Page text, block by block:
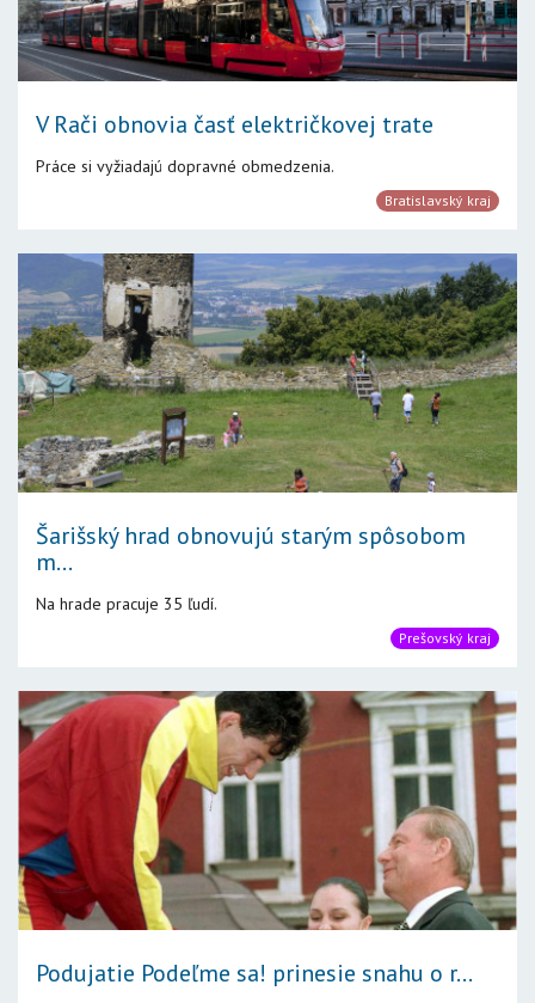
V Rači obnovia časť električkovej trate
Práce si vyžiadajú dopravné obmedzenia.
Bratislavský kraj
Šarišský hrad obnovujú starým spôsobom
m...
Na hrade pracuje 35 ľudí.
Prešovský kraj
Podujatie Podeľme sa! prinesie snahu o r...